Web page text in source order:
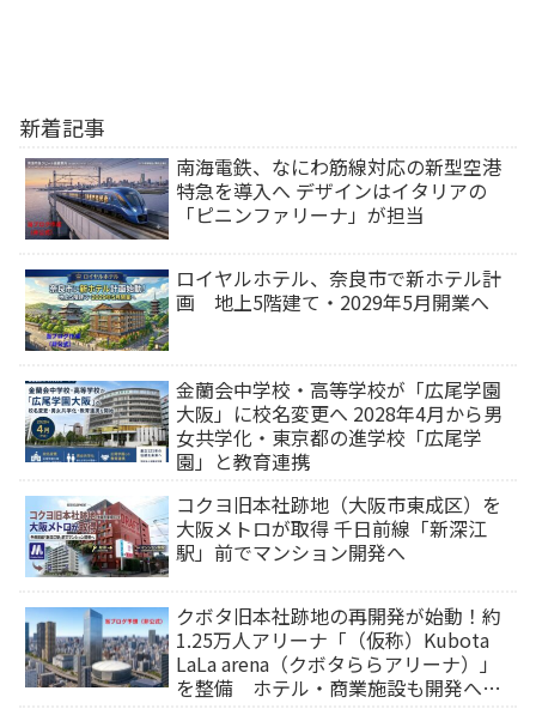
新着記事
南海電鉄、なにわ筋線対応の新型空港
特急を導入へ デザインはイタリアの
「ピニンファリーナ」が担当
ロイヤルホテル、奈良市で新ホテル計
画 地上5階建て・2029年5月開業へ
金蘭会中学校・高等学校が「広尾学園
大阪」に校名変更へ 2028年4月から男
女共学化・東京都の進学校「広尾学
園」と教育連携
コクヨ旧本社跡地（大阪市東成区）を
大阪メトロが取得 千日前線「新深江
駅」前でマンション開発へ
クボタ旧本社跡地の再開発が始動！約
1.25万人アリーナ「（仮称）Kubota
LaLa arena（クボタららアリーナ）」
を整備 ホテル・商業施設も開発へ